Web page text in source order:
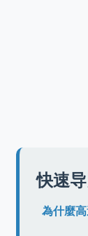
快速
為什麼